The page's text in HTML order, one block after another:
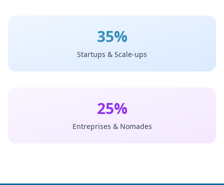
35%
Startups & Scale-ups
25%
Entreprises & Nomades